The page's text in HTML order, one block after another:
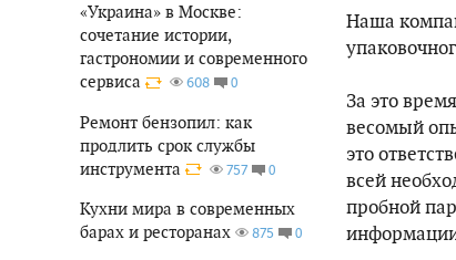
«Украина» в Москве:
сочетание истории,
гастрономии и современного
сервиса
608 0
Ремонт бензопил: как
продлить срок службы
инструмента
757 0
Кухни мира в современных
барах и ресторанах
875 0
Наша
За это
весомый
это
всей
пробной